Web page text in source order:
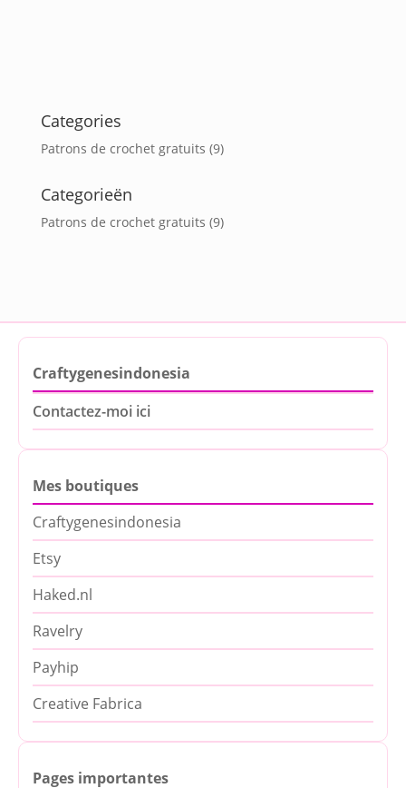
Categories
Patrons de crochet gratuits (9)
Categorieën
Patrons de crochet gratuits (9)
Craftygenesindonesia
Contactez-moi ici
Mes boutiques
Craftygenesindonesia
Etsy
Haked.nl
Ravelry
Payhip
Creative Fabrica
Pages importantes